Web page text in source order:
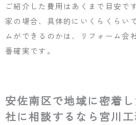
ご紹介した費用はあくまで目安で
家の場合、具体的にいくらくらい
ムができるのかは、リフォーム会
番確実です。
安佐南区で地域に密着
社に相談するなら宮川